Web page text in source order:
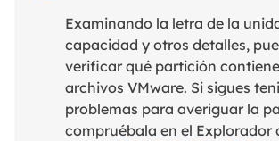
Examinando la letra de la
capacidad y otros detalles,
verificar qué partición
archivos VMware. Si sigues
problemas para averiguar la
compruébala en el Explorador